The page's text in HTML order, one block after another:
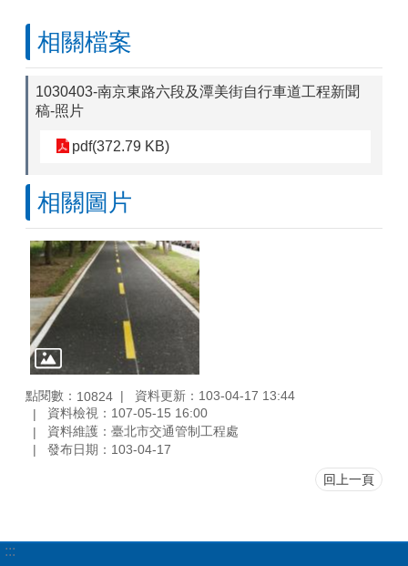
相關檔案
1030403-南京東路六段及潭美街自行車道工程新聞
稿-照片
pdf(372.79 KB)
相關圖片
點閱數： 10824
資料更新：103-04-17 13:44
資料檢視：107-05-15 16:00
資料維護：臺北市交通管制工程處
發布日期：103-04-17
回上一頁
:::